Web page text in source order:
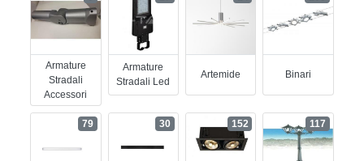
Armature
Stradali
Accessori
Armature
Stradali Led
Artemide Binari
79 30 152 117